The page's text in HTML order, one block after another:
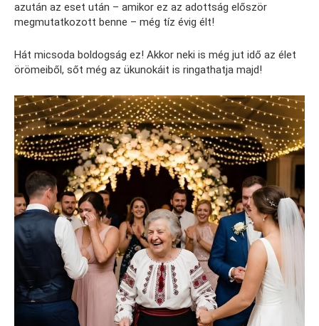
azután az eset után – amikor ez az adottság először
megmutatkozott benne – még tíz évig élt!
Hát micsoda boldogság ez! Akkor neki is még jut idő az élet
örömeiből, sőt még az ükunokáit is ringathatja majd!